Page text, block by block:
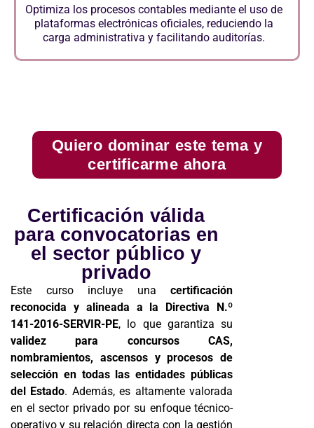
Optimiza los procesos contables mediante el uso de
plataformas electrónicas oficiales, reduciendo la
carga administrativa y facilitando auditorías.
Quiero dominar este tema y
certificarme ahora
Certificación válida
para convocatorias en
el sector público y
privado
Este curso incluye unacertificación
reconocida y alineada a la Directiva N.º
141-2016-SERVIR-PE, lo que garantiza su
validez para concursos CAS,
nombramientos, ascensos y procesos de
selección en todas las entidades públicas
del Estado. Además, es altamente valorada
en el sector privado por su enfoque técnico-
operativo y su relación directa con la gestión